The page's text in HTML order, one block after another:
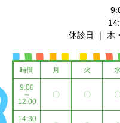
休診日 ｜ 木
時間 月 火
9:00
～
12:00
〇 〇
14:30